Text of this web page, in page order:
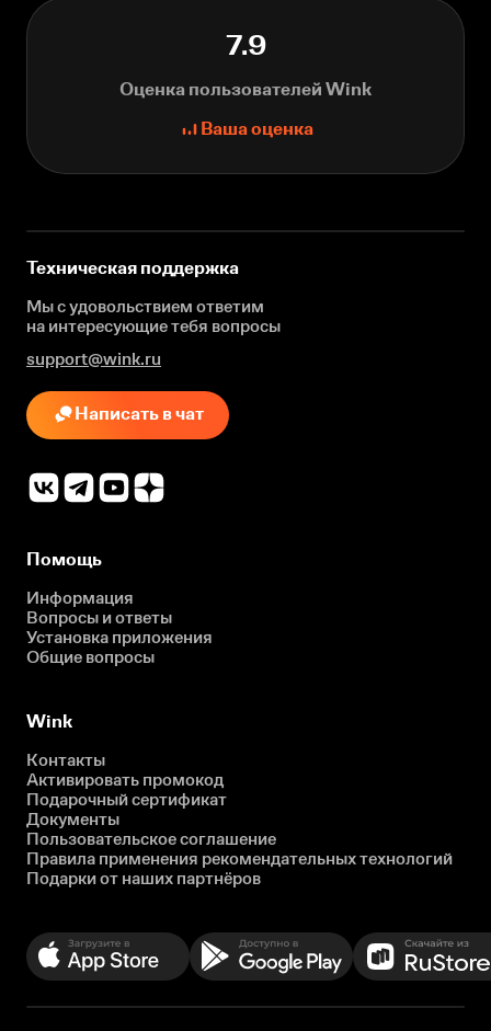
7.9
Оценка пользователей Wink
Ваша оценка
Техническая поддержка
Мы с удовольствием ответим
на интересующиетебя вопросы
support@wink.ru
Написать в чат
Помощь
Информация
Вопросы и ответы
Установка приложения
Общие вопросы
Wink
Контакты
Активировать промокод
Подарочный сертификат
Документы
Пользовательское соглашение
Правила применения рекомендательных технологий
Подарки от наших партнёров